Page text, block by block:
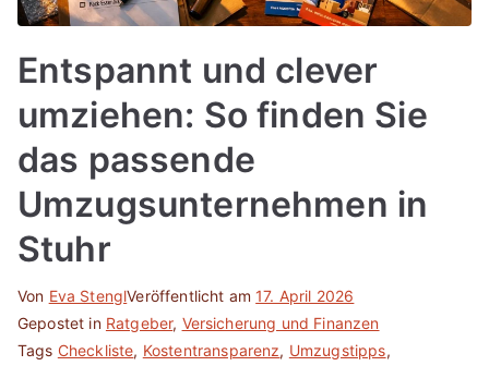
Entspannt und clever
umziehen: So finden Sie
das passende
Umzugsunternehmen in
Stuhr
Von Eva StenglVeröffentlicht am17. April 2026
Gepostet in Ratgeber, Versicherung und Finanzen
Tags Checkliste, Kostentransparenz, Umzugstipps,